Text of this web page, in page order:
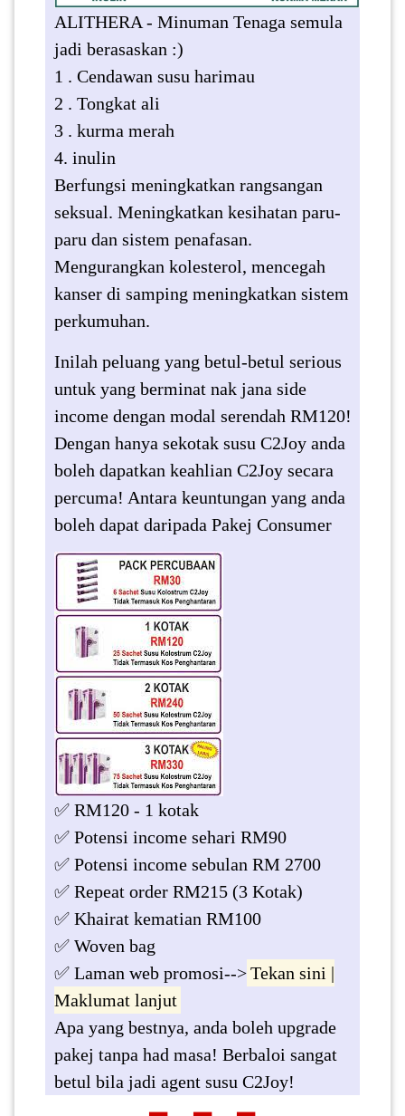
ALITHERA - Minuman Tenaga semula
jadi berasaskan :)
1 . Cendawan susu harimau
2 . Tongkat ali
3 . kurma merah
4. inulin
Berfungsi meningkatkan rangsangan
seksual. Meningkatkan kesihatan paru-
paru dan sistem penafasan.
Mengurangkan kolesterol, mencegah
kanser di samping meningkatkan sistem
perkumuhan.
Inilah peluang yang betul-betul serious
untuk yang berminat nak jana side
income dengan modal serendah RM120!
Dengan hanya sekotak susu C2Joy anda
boleh dapatkan keahlian C2Joy secara
percuma! Antara keuntungan yang anda
boleh dapat daripada Pakej Consumer
✅ RM120 - 1 kotak
✅ Potensi income sehari RM90
✅ Potensi income sebulan RM 2700
✅ Repeat order RM215 (3 Kotak)
✅ Khairat kematian RM100
✅ Woven bag
✅ Laman web promosi-->Tekan sini |
Maklumat lanjut
Apa yang bestnya, anda boleh upgrade
pakej tanpa had masa! Berbaloi sangat
betul bila jadi agent susu C2Joy!